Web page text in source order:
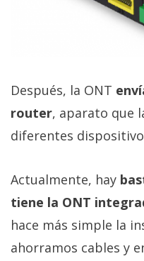
Después, la ONT
router, aparato que
diferentes
Actualmente, hay
tiene la ONT
hace más simple la
ahorramos cables y